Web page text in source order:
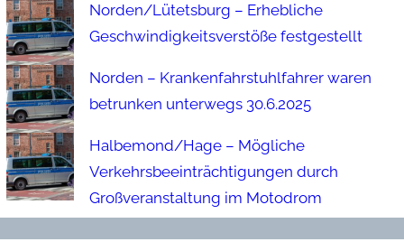
Norden/Lütetsburg – Erhebliche
Geschwindigkeitsverstöße festgestellt
Norden – Krankenfahrstuhlfahrer waren
betrunken unterwegs 30.6.2025
Halbemond/Hage – Mögliche
Verkehrsbeeinträchtigungen durch
Großveranstaltung im Motodrom